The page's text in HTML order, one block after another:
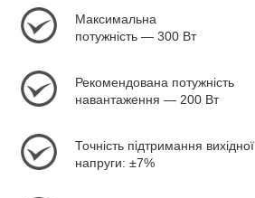
Максимальна
потужність — 300 Вт
Рекомендована потужність
навантаження — 200 Вт
Точність підтримання вихідної
напруги: ±7%